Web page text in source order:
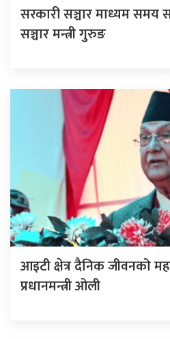
सरकारी सञ्चार माध्यम समय
सञ्चार मन्त्री गुरुङ
आइटी क्षेत्र दैनिक जीवनको
प्रधानमन्त्री ओली